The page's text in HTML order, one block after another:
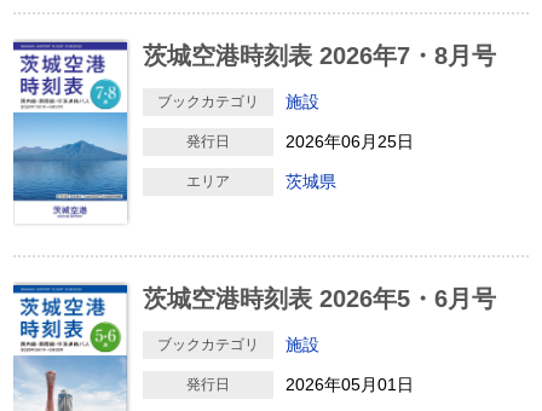
茨城空港時刻表 2026年7・8月号
ブックカテゴリ 施設
発行日 2026年06月25日
エリア 茨城県
茨城空港時刻表 2026年5・6月号
ブックカテゴリ 施設
発行日 2026年05月01日